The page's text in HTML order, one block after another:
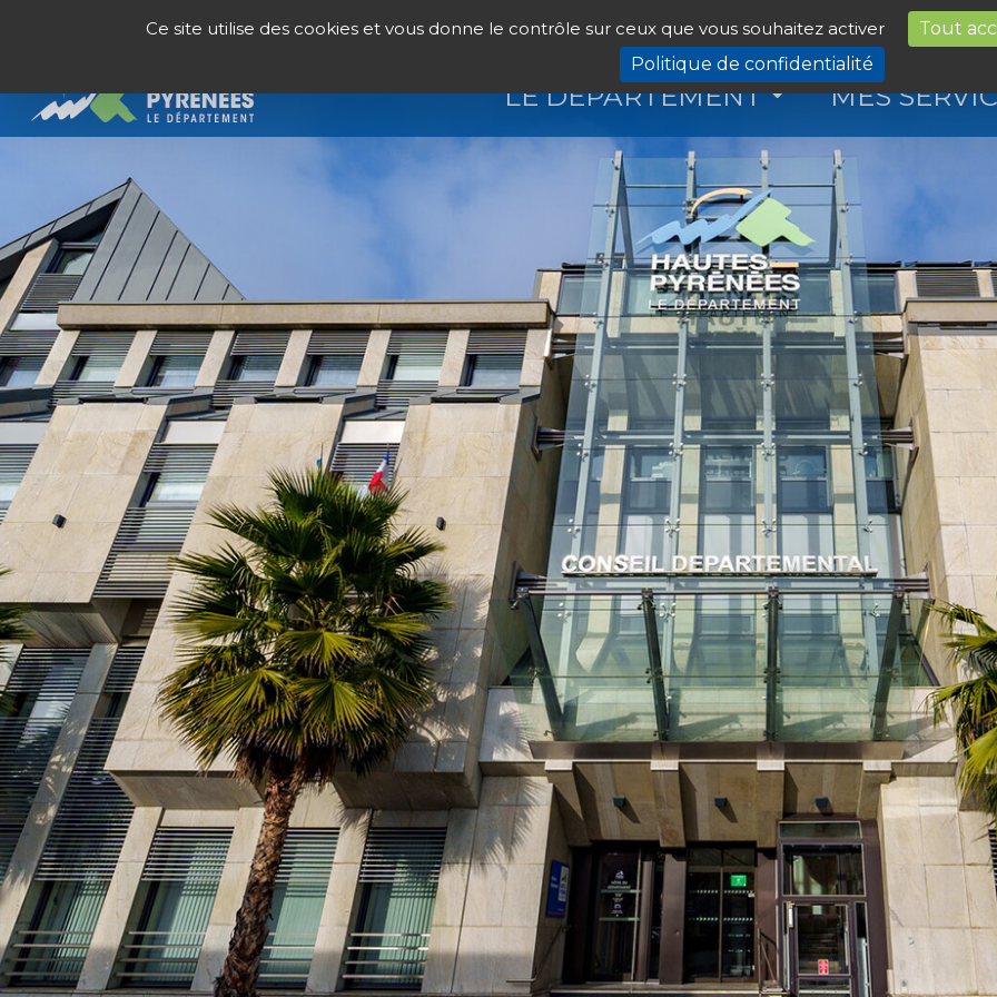
Ce site utilise des cookies et vous donne le contrôle sur ceux que vous souhaitez activer Tout
Politique de confidentialité
LE DÉPARTEMENT MES